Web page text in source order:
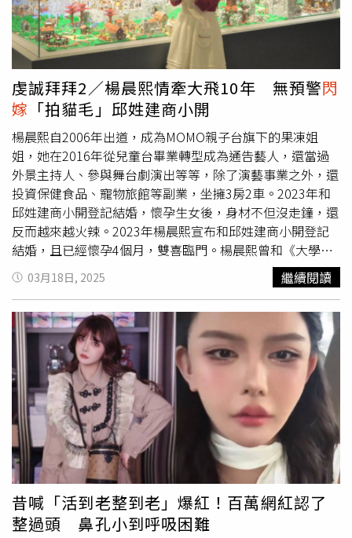
自己想要的生活，不想再去理會耳邊的閒言碎語，「抱歉～
我不是完美的人，以後我依舊做我自己～這就我的個性～我
一樣開朗～我一樣心存善良，怎麼解讀我I don’t fucking
care ………………」貼文曝光後，粉絲紛紛留言打氣，
「開心做自己就好！別想太多！做的再多再好還是會有人挑
剔！問心無愧就好！加油」、「對自己要求太高了，想做到
完美不可能，有時候頓一點慢一下會好一點」、「做自己最
舒服的樣子，問心無愧就好」、「做自己對自己好最重要～
加油、我永遠的女神。」
虔誠拜拜2／楊晨熙情牽大飛10年 無預警閃
嫁 「拍貓毛」邱姓建商小開
楊晨熙自2006年出道，成為MOMO親子台旗下的果凍姐
姐，她在2016年從兒童台畢業轉型成為通告藝人，還當過
外景主持人、參與舞台劇演出等等，除了演藝事業之外，還
投資保健食品、寵物旅館等副業，坐擁3房2車。2023年和
邱姓建商小開登記結婚，懷孕生女後，身材不但沒走鐘，還
反而越來越火辣。2023年楊晨熙宣布和邱姓建商小開登記
結婚，且已經懷孕4個月，雙喜臨門。楊晨熙曾和《大學生
了沒》班底「大飛」吳志慶交往多年，2018年底她還答應
大飛求婚，不過遲遲未傳出結婚消息。2019年11月21日晚
間，本刊讀者直擊楊晨熙和當時還沒有成為老公的邱姓建商
小開，兩人在薑母鴨店互動親密，不僅用餐期間邊吃邊牽
手，男方還不停地撫摸她的大腿及背部。新聞曝光後，楊晨
熙解釋對方只是在幫她「拍貓毛」而已。本刊在2019年直
擊邱姓小開與楊晨熙一同享用薑母鴨且動作親密。（圖／讀
者提供）2021年4月1日愚人節當天，楊晨熙和大飛分別在
社群上宣布分手，但是曾經交往10年的兩人仍維持友好關
係。2022年大飛舉辦生日演唱會，楊晨熙還力挺舊愛幫忙
宣傳，除了在社群放上自己和大飛的合照外，還標記對方帳
號，非常有情有義。楊晨熙曾和《大學生了沒》班底大飛吳
志慶交往多年，2018年底她還答應大飛求婚。（圖／翻攝
大飛IG）2023年11月楊晨熙自爆已和邱姓建商小開登記結
婚，且已經懷孕4個月，她也向媒體透露一直沒有公開戀情
03月18日, 2025 繼續閱讀
昔喊「活到老整到老」爆紅！百萬網紅認了
整過頭 鼻孔小到呼吸困難